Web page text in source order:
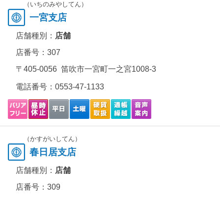
（いちのみやしてん）
一宮支店
店舗種別： 店舗
店番号：307
〒405-0056 笛吹市一宮町一之宮1008-3
電話番号： 0553-47-1133
（かすがいしてん）
春日居支店
店舗種別： 店舗
店番号：309